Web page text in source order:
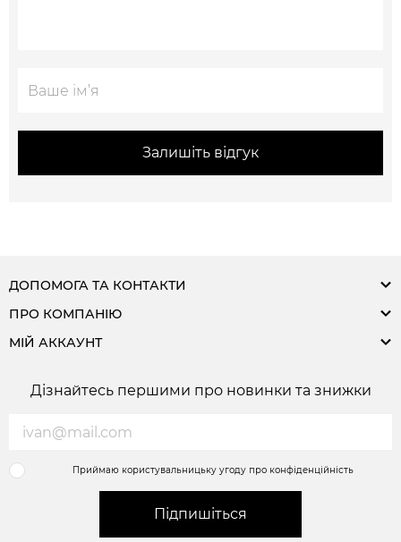
Залишіть відгук
ДОПОМОГА ТА КОНТАКТИ
ПРО КОМПАНІЮ
МІЙ АККАУНТ
Дізнайтесь першими про новинки та знижки
Приймаю користувальницьку угоду про конфіденційність
Підпишіться